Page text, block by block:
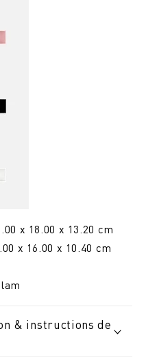
x 18.00 x 13.20 cm
x 16.00 x 10.40 cm
& instructions de